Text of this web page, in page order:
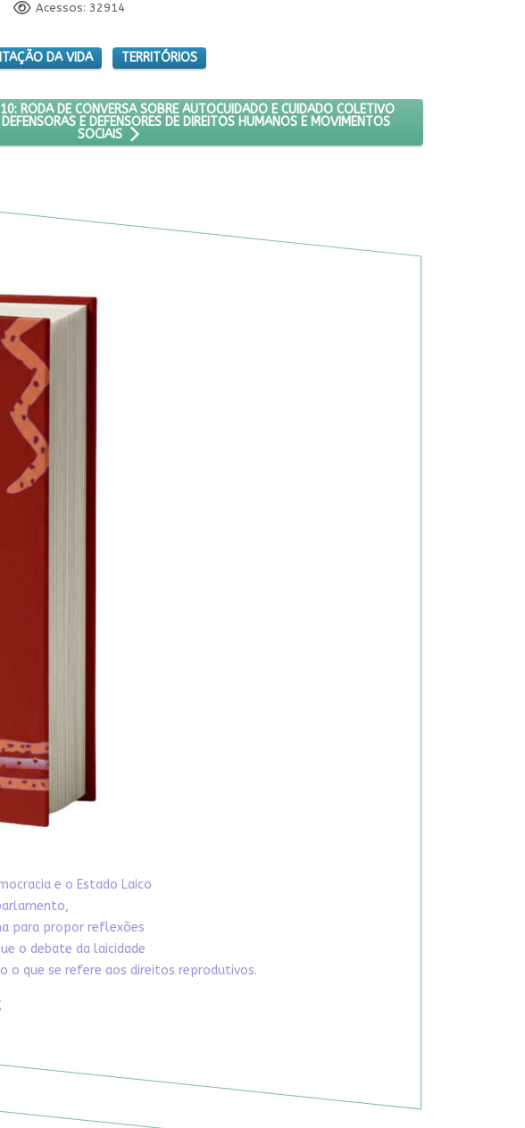
Acessos: 32914
DA VIDA TERRITÓRIOS
LUTA E SUSTENTAÇÃO DA VIDA
ESTA TERÇA, 8/10: RODA DE CONVERSA SOBRE AUTOCUIDADO E CUIDADO COLETIVO
RODA DE CONVERSA SOBRE AUTOCUIDADO E CUIDADO COLETIVO
E DEFENSORES DE DIREITOS HUMANOS E MOVIMENTOS
SOCIAIS
e o Estado Laico
para propor reflexões
o debate da laicidade
o que se refere aos direitos reprodutivos.